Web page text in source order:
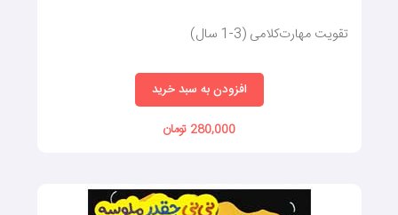
تقویت مهارت‌کلامی (3-1 سال)
افزودن به سبد خرید
280,000 تومان